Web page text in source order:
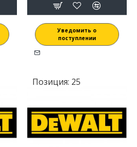
Уведомить о
поступлении
Позиция: 25